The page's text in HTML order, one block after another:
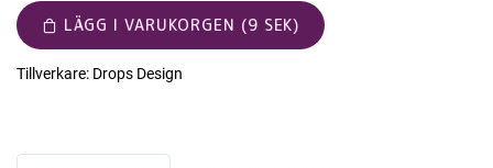
LÄGG I VARUKORGEN (9 SEK)
Tillverkare: Drops Design